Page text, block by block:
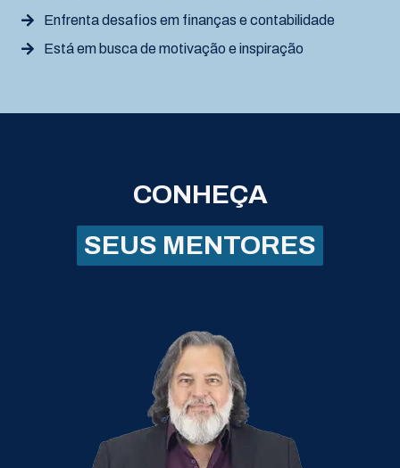
Enfrenta desafios em finanças e contabilidade
Está em busca de motivação e inspiração
CONHEÇA
SEUS MENTORES